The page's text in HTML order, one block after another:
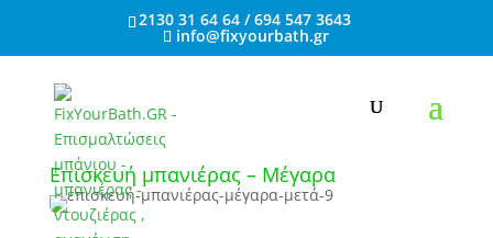
2130 31 64 64 / 694 547 3643
info@fixyourbath.gr
Επισκευή μπανιέρας – Μέγαρα